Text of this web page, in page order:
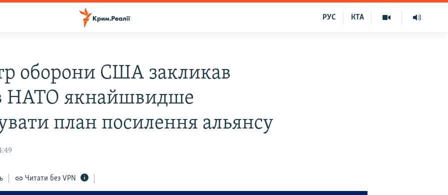
КТА
РУС
оборони США закликав
НАТО якнайшвидше
план посилення альянсу
Читати без VPN